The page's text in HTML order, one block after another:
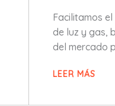
Facilitamos
de luz y gas,
del mercado
LEER MÁS